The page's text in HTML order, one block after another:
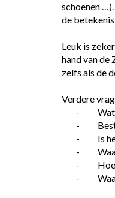
schoenen
de
Leuk is
hand van
zelfs als de
Verdere
-
-
-          Is
-
-
-